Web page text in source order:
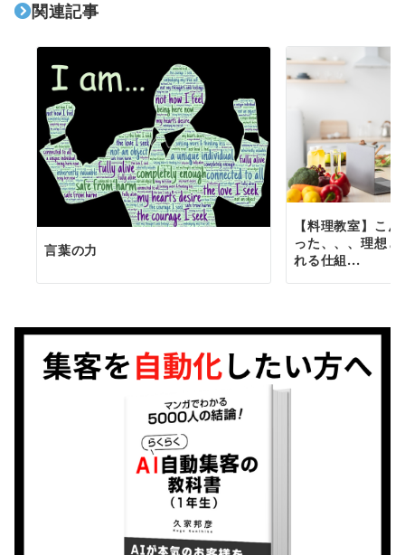
ン関連記事
言葉の力
【料理教室】こ
った、、、理想
れる仕組...